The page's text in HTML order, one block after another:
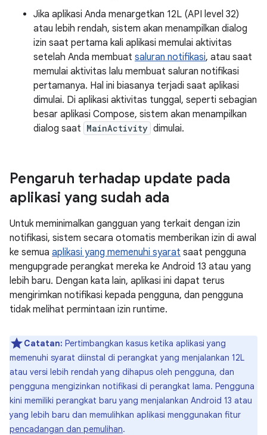
Jika aplikasi Anda menargetkan 12L (API level 32)
atau lebih rendah, sistem akan menampilkan dialog
izin saat pertama kali aplikasi memulai aktivitas
setelah Anda membuat saluran notifikasi, atau saat
memulai aktivitas lalu membuat saluran notifikasi
pertamanya. Hal ini biasanya terjadi saat aplikasi
dimulai. Di aplikasi aktivitas tunggal, seperti sebagian
besar aplikasi Compose, sistem akan menampilkan
dialog saat MainActivity dimulai.
Pengaruh terhadap update pada
aplikasi yang sudah ada
Untuk meminimalkan gangguan yang terkait dengan izin
notifikasi, sistem secara otomatis memberikan izin di awal
ke semua aplikasi yang memenuhi syarat saat pengguna
mengupgrade perangkat mereka ke Android 13 atau yang
lebih baru. Dengan kata lain, aplikasi ini dapat terus
mengirimkan notifikasi kepada pengguna, dan pengguna
tidak melihat permintaan izin runtime.
Catatan: Pertimbangkan kasus ketika aplikasi yang
memenuhi syarat diinstal di perangkat yang menjalankan 12L
atau versi lebih rendah yang dihapus oleh pengguna, dan
pengguna mengizinkan notifikasi di perangkat lama. Pengguna
kini memiliki perangkat baru yang menjalankan Android 13 atau
yang lebih baru dan memulihkan aplikasi menggunakan fitur
pencadangan dan pemulihan.